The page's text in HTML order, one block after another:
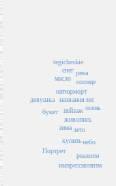
пейзаж
названия
живопись
лето
натюрморт
купить
солнце
лес
зима
осень
букет
масло
река
снег
tegicheskie
реализм
небо
импрессионизм
Портрет
девушка